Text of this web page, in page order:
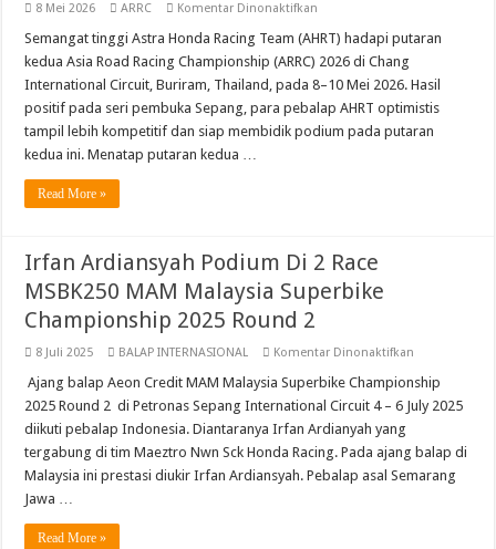
8 Mei 2026 ARRC Komentar Dinonaktifkan
Astra
Bidik
Podium
di
ARRC
Thailand
Semangat tinggi Astra Honda Racing Team (AHRT) hadapi putaran
kedua Asia Road Racing Championship (ARRC) 2026 di Chang
International Circuit, Buriram, Thailand, pada 8–10 Mei 2026. Hasil
positif pada seri pembuka Sepang, para pebalap AHRT optimistis
tampil lebih kompetitif dan siap membidik podium pada putaran
kedua ini. Menatap putaran kedua …
Read More »
Irfan Ardiansyah Podium Di 2 Race
MSBK250 MAM Malaysia Superbike
Championship 2025 Round 2
8 Juli 2025 BALAP INTERNASIONAL Komentar Dinonaktifkan
Ardiansyah
Podium
Di
MSBK250
Malaysia
Ajang balap Aeon Credit MAM Malaysia Superbike Championship
2025 Round 2 di Petronas Sepang International Circuit 4 – 6 July 2025
diikuti pebalap Indonesia. Diantaranya Irfan Ardianyah yang
tergabung di tim Maeztro Nwn Sck Honda Racing. Pada ajang balap di
Malaysia ini prestasi diukir Irfan Ardiansyah. Pebalap asal Semarang
Jawa …
Read More »